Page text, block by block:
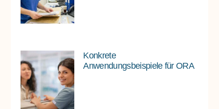
Konkrete
Anwendungsbeispiele für ORA